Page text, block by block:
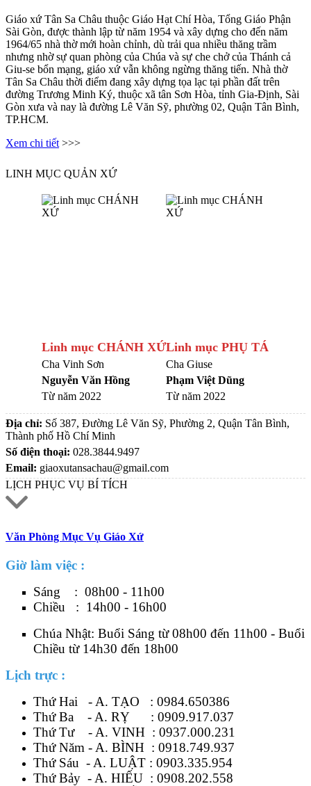
Giáo xứ Tân Sa Châu thuộc Giáo Hạt Chí Hòa, Tổng Giáo Phận
Sài Gòn, được thành lập từ năm 1954 và xây dựng cho đến năm
1964/65 nhà thờ mới hoàn chỉnh, dù trải qua nhiều thăng trầm
nhưng nhờ sự quan phòng của Chúa và sự che chở của Thánh cả
Giu-se bổn mạng, giáo xứ vẫn không ngừng thăng tiến. Nhà thờ
Tân Sa Châu thời điểm đang xây dựng tọa lạc tại phần đất trên
đường Trương Minh Ký, thuộc xã tân Sơn Hòa, tỉnh Gia-Định, Sài
Gòn xưa và nay là đường Lê Văn Sỹ, phường 02, Quận Tân Bình,
TP.HCM.
Xem chi tiết >>>
LINH MỤC QUẢN XỨ
Linh mục CHÁNH XỨ
Cha Vinh Sơn
Nguyễn Văn Hồng
Từ năm 2022
Linh mục PHỤ TÁ
Cha Giuse
Phạm Việt Dũng
Từ năm 2022
Địa chỉ: Số 387, Đường Lê Văn Sỹ, Phường 2, Quận Tân Bình,
Thành phố Hồ Chí Minh
Số điện thoại: 028.3844.9497
Email: giaoxutansachau@gmail.com
LỊCH PHỤC VỤ BÍ TÍCH
Văn Phòng Mục Vụ Giáo Xứ
Giờ làm việc :
Sáng : 08h00 - 11h00
Chiều : 14h00 - 16h00
Chúa Nhật: Buổi Sáng từ 08h00 đến 11h00 - Buổi
Chiều từ 14h30 đến 18h00
Lịch trực :
Thứ Hai - A. TẠO : 0984.650386
Thứ Ba - A. RỴ : 0909.917.037
Thứ Tư - A. VINH : 0937.000.231
Thứ Năm - A. BÌNH : 0918.749.937
Thứ Sáu - A. LUẬT : 0903.335.954
Thứ Bảy - A. HIẾU : 0908.202.558